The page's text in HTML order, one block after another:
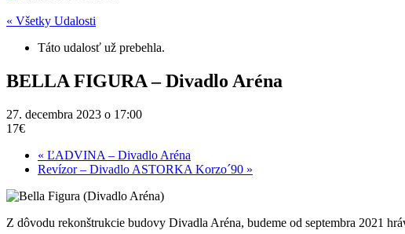
« Všetky Udalosti
Táto udalosť už prebehla.
BELLA FIGURA – Divadlo Aréna
27. decembra 2023 o 17:00
17€
« ĽADVINA – Divadlo Aréna
Revízor – Divadlo ASTORKA Korzo´90 »
Z dôvodu rekonštrukcie budovy Divadla Aréna, budeme od septembra 2021